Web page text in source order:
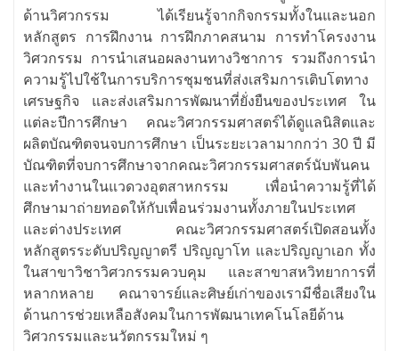
ด้านวิศวกรรม ได้เรียนรู้จากกิจกรรมทั้งในและนอก
หลักสูตร การฝึกงาน การฝึกภาคสนาม การทำโครงงาน
วิศวกรรม การนำเสนอผลงานทางวิชาการ รวมถึงการนำ
ความรู้ไปใช้ในการบริการชุมชนที่ส่งเสริมการเติบโตทาง
เศรษฐกิจ และส่งเสริมการพัฒนาที่ยั่งยืนของประเทศ ใน
แต่ละปีการศึกษา คณะวิศวกรรมศาสตร์ได้ดูแลนิสิตและ
ผลิตบัณฑิตจนจบการศึกษา เป็นระยะเวลามากกว่า 30 ปี มี
บัณฑิตที่จบการศึกษาจากคณะวิศวกรรมศาสตร์นับพันคน
และทำงานในแวดวงอุตสาหกรรม เพื่อนำความรู้ที่ได้
ศึกษามาถ่ายทอดให้กับเพื่อนร่วมงานทั้งภายในประเทศ
และต่างประเทศ คณะวิศวกรรมศาสตร์เปิดสอนทั้ง
หลักสูตรระดับปริญญาตรี ปริญญาโท และปริญญาเอก ทั้ง
ในสาขาวิชาวิศวกรรมควบคุม และสาขาสหวิทยาการที่
หลากหลาย คณาจารย์และศิษย์เก่าของเรามีชื่อเสียงใน
ด้านการช่วยเหลือสังคมในการพัฒนาเทคโนโลยีด้าน
วิศวกรรมและนวัตกรรมใหม่ ๆ